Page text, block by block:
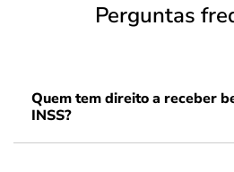
Perguntas
Quem tem direito a receber
INSS?